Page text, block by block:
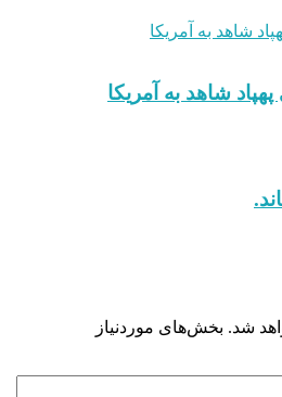
شاهد به آمریکا
شد. بخش‌های موردنیاز